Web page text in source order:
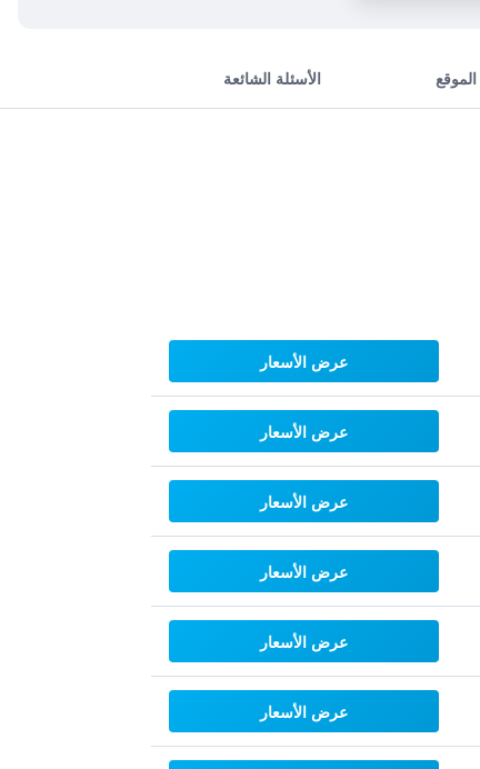
الموقع الأسئلة الشائعة
عرض الأسعار
عرض الأسعار
عرض الأسعار
عرض الأسعار
عرض الأسعار
عرض الأسعار